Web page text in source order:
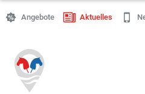
Angebote Aktuelles
Einkaufen
Handwerk